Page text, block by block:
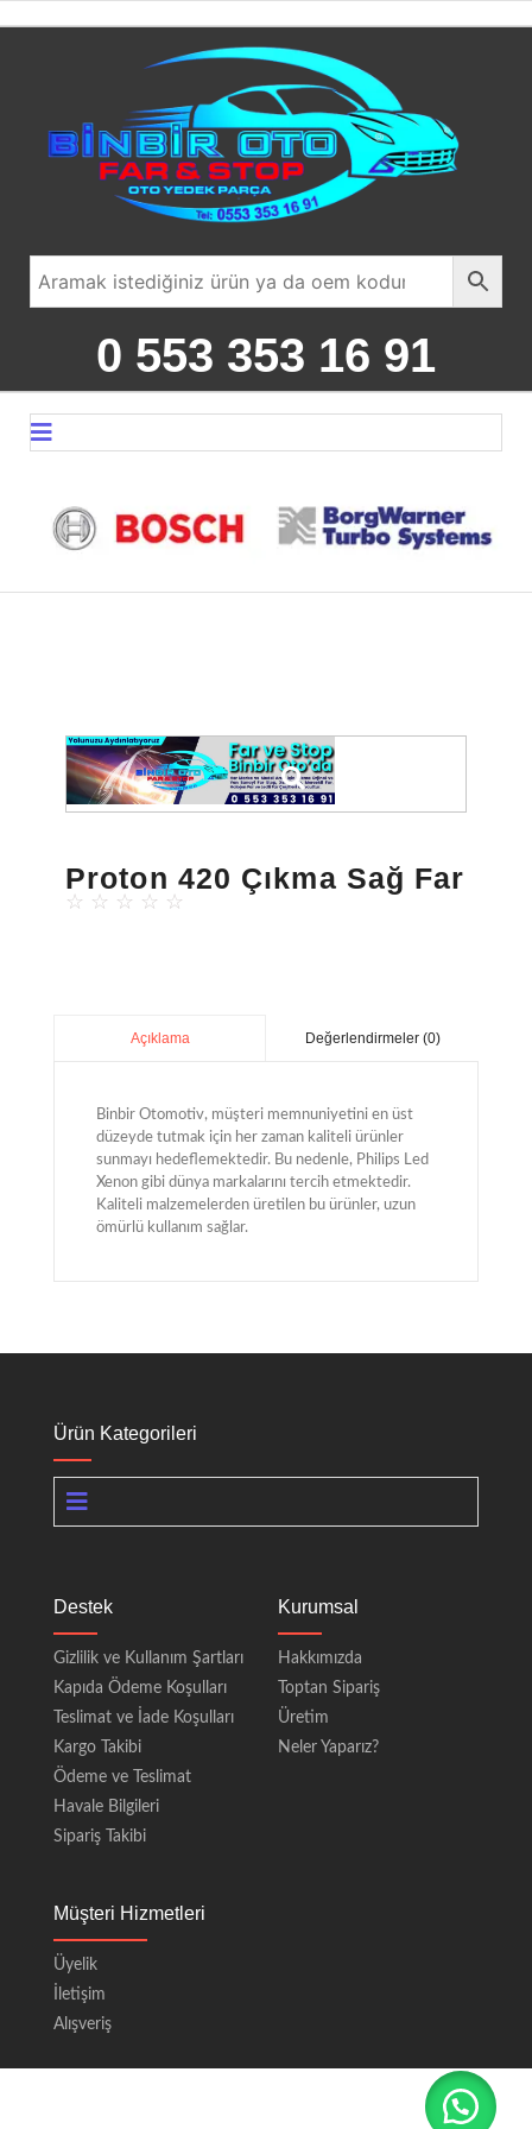
0 553 353 16 91
Proton 420 Çıkma Sağ Far
☆ ☆ ☆ ☆ ☆
Açıklama Değerlendirmeler (0)
Binbir Otomotiv, müşteri memnuniyetini en üst
düzeyde tutmak için her zaman kaliteli ürünler
sunmayı hedeflemektedir. Bu nedenle, Philips Led
Xenon gibi dünya markalarını tercih etmektedir.
Kaliteli malzemelerden üretilen bu ürünler, uzun
ömürlü kullanım sağlar.
Ürün Kategorileri
Destek
Gizlilik ve Kullanım Şartları
Kapıda Ödeme Koşulları
Teslimat ve İade Koşulları
Kargo Takibi
Ödeme ve Teslimat
Havale Bilgileri
Sipariş Takibi
Kurumsal
Hakkımızda
Toptan Sipariş
Üretim
Neler Yaparız?
Müşteri Hizmetleri
Üyelik
İletişim
Alışveriş